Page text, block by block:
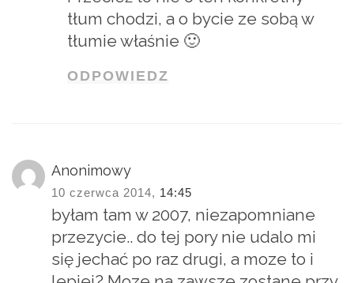
tłum chodzi, a o bycie ze sobą w
tłumie właśnie 🙂
ODPOWIEDZ
Anonimowy
10 czerwca 2014, 14:45
byłam tam w 2007, niezapomniane
przezycie.. do tej pory nie udalo mi
się jechać po raz drugi, a moze to i